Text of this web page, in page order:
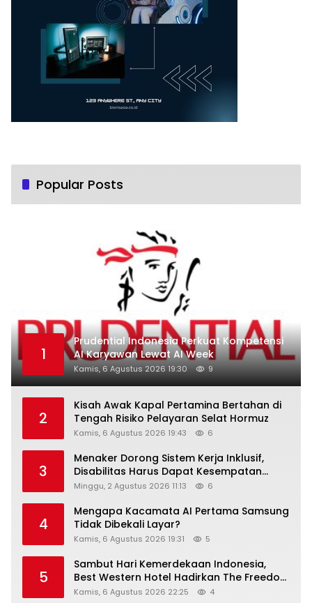
Popular Posts
1
Prudential Indonesia Perkuat Kompetensi
AI Karyawan Lewat AI Week
Kamis, 6 Agustus 2026 19:30 9
2
Kisah Awak Kapal Pertamina Bertahan di
Tengah Risiko Pelayaran Selat Hormuz
Kamis, 6 Agustus 2026 19:43 6
3
Menaker Dorong Sistem Kerja Inklusif,
Disabilitas Harus Dapat Kesempatan
Setara
Minggu, 2 Agustus 2026 11:13 6
4
Mengapa Kacamata AI Pertama Samsung
Tidak Dibekali Layar?
Kamis, 6 Agustus 2026 19:31 5
5
Sambut Hari Kemerdekaan Indonesia,
Best Western Hotel Hadirkan The Freedom
Stay Diskon Hingga 45%
Kamis, 6 Agustus 2026 22:25 4